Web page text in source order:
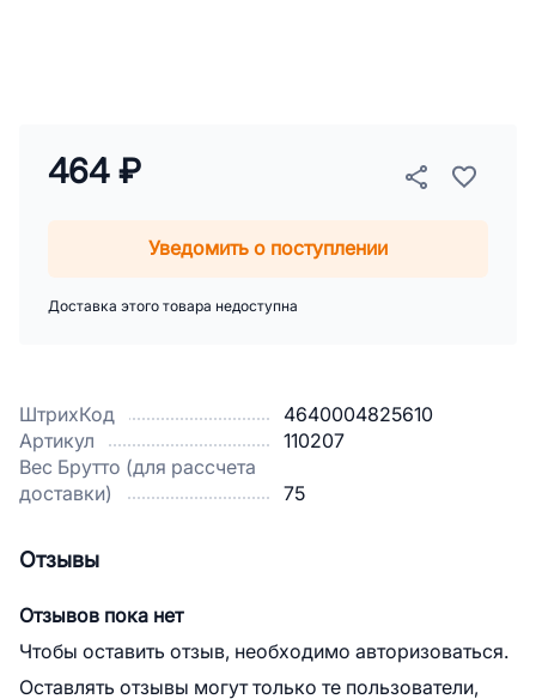
ШтрихКод
4640004825610
Артикул
110207
Вес Брутто (для рассчета
доставки)
75
464 ₽
Уведомить о поступлении
Доставка этого товара недоступна
Отзывы
Отзывов пока нет
Чтобы оставить отзыв, необходимо авторизоваться.
Оставлять отзывы могут только те пользователи,